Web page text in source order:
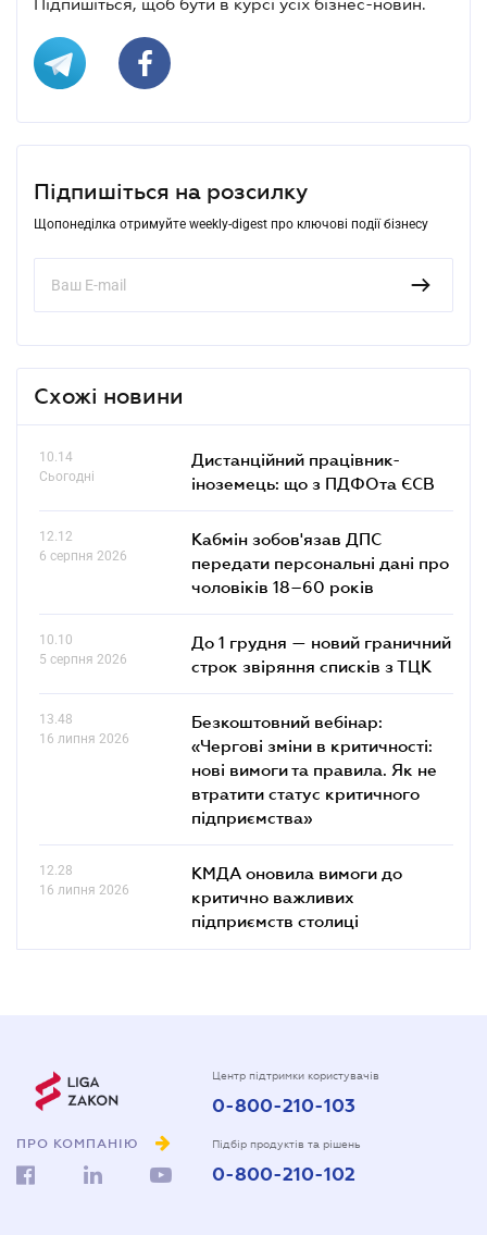
Підпишіться на розсилку
Щопонеділка отримуйте weekly-digest про ключові події бізнесу
Схожі новини
10.14
Сьогодні
Дистанційний працівник-
іноземець: що з ПДФОта ЄСВ
12.12
6 серпня 2026
Кабмін зобов'язав ДПС
передати персональні дані про
чоловіків 18–60 років
10.10
5 серпня 2026
До 1 грудня — новий граничний
строк звіряння списків з ТЦК
13.48
16 липня 2026
Безкоштовний вебінар:
«Чергові зміни в критичності:
нові вимоги та правила. Як не
втратити статус критичного
підприємства»
12.28
16 липня 2026
КМДА оновила вимоги до
критично важливих
підприємств столиці
ПРО КОМПАНІЮ
Центр підтримки користувачів
0-800-210-103
Підбір продуктів та рішень
0-800-210-102